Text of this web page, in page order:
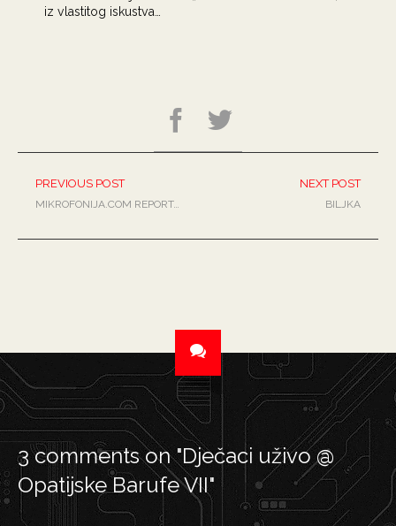
iz vlastitog iskustva…
PREVIOUS POST
MIKROFONIJA.COM REPORTAŽA – OPATIJSKE BARUFE, LJETNA POZORNICA OPATIJA, 21. 05. 2010.
NEXT POST
BILJKA
3 comments on "Dječaci uživo @
Opatijske Barufe VII"